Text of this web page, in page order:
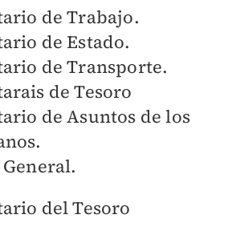
de Trabajo.
de Estado.
de Transporte.
de Tesoro
de Asuntos de los
del Tesoro